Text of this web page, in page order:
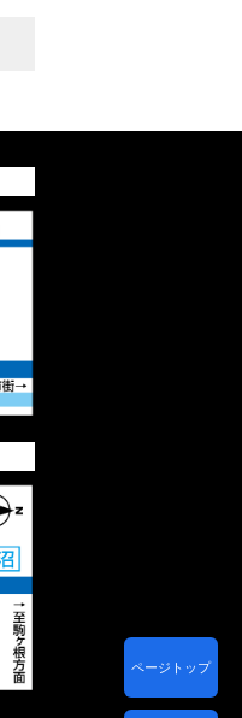
ページトップ